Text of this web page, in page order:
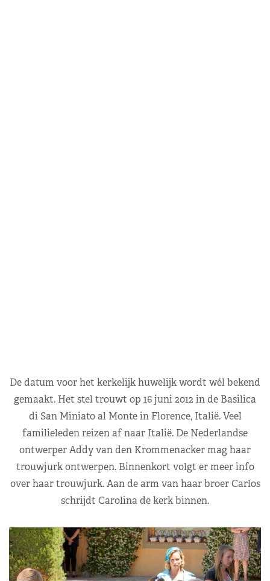
De datum voor het kerkelijk huwelijk wordt wél bekend
gemaakt. Het stel trouwt op 16 juni 2012 in de Basilica
di San Miniato al Monte in Florence, Italië. Veel
familieleden reizen af naar Italië. De Nederlandse
ontwerper Addy van den Krommenacker mag haar
trouwjurk ontwerpen. Binnenkort volgt er meer info
over haar trouwjurk. Aan de arm van haar broer Carlos
schrijdt Carolina de kerk binnen.